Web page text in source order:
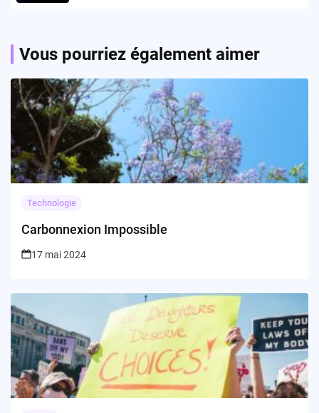
Vous pourriez également aimer
Technologie
Carbonnexion Impossible
17 mai 2024